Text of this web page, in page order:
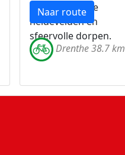
bossen, weidse
heidevelden en
sfeervolle dorpen.
Naar route
Drenthe 38.7 km